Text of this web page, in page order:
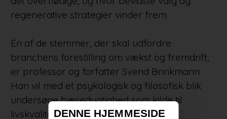
regenerative strategier vinder frem.
Én af de stemmer, der skal udfordre
branchens forestilling om vækst og fremdrift,
er professor og forfatter Svend Brinkmann.
Han vil med et psykologisk og filosofisk blik
undersøge bæredygtighed som kilde til
livskvalitet – ikke afsavn.
DENNE HJEMMESIDE